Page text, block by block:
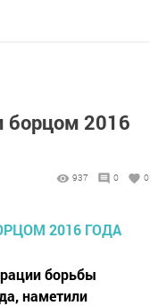
борцом 2016
937 0 0
борьбы
наметили